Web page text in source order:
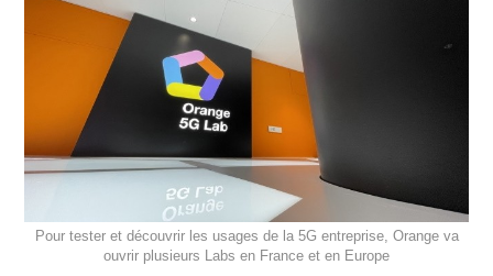
Pour tester et découvrir les usages de la 5G entreprise, Orange va
ouvrir plusieurs Labs en France et en Europe